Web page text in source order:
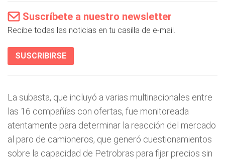
Suscríbete a nuestro newsletter
Recibe todas las noticias en tu casilla de e-mail.
SUSCRIBIRSE
La subasta, que incluyó a varias multinacionales entre
las 16 compañías con ofertas, fue monitoreada
atentamente para determinar la reacción del mercado
al paro de camioneros, que generó cuestionamientos
sobre la capacidad de Petrobras para fijar precios sin